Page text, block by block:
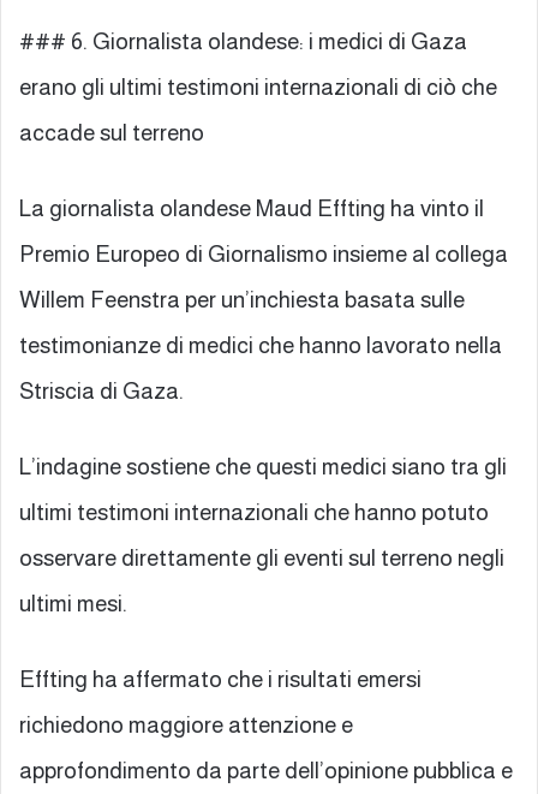
### 6. Giornalista olandese: i medici di Gaza
erano gli ultimi testimoni internazionali di ciò che
accade sul terreno
La giornalista olandese Maud Effting ha vinto il
Premio Europeo di Giornalismo insieme al collega
Willem Feenstra per un’inchiesta basata sulle
testimonianze di medici che hanno lavorato nella
Striscia di Gaza.
L’indagine sostiene che questi medici siano tra gli
ultimi testimoni internazionali che hanno potuto
osservare direttamente gli eventi sul terreno negli
ultimi mesi.
Effting ha affermato che i risultati emersi
richiedono maggiore attenzione e
approfondimento da parte dell’opinione pubblica e